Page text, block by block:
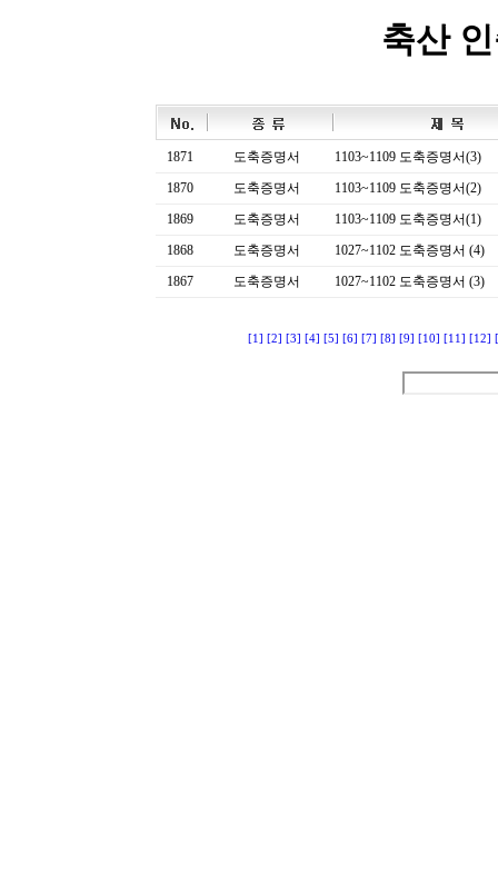
축산
1871 도축증명서
1103~1109 도축증명서(3)
1870
도축증명서
1103~1109 도축증명서(2)
1869
도축증명서
1103~1109 도축증명서(1)
1868
도축증명서
1027~1102 도축증명서 (4)
1867
도축증명서 1027~1102 도축증명서 (3)
[1] [2] [3] [4] [5] [6] [7] [8] [9] [10] [11] [12]